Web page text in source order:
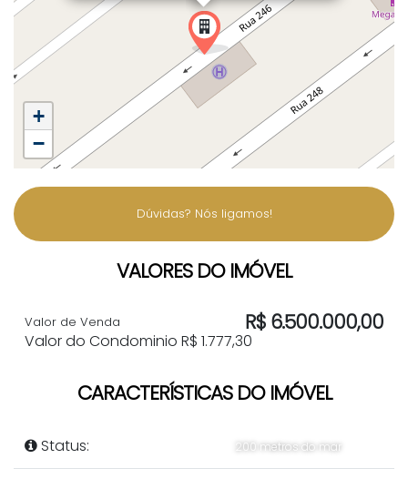
+
−
Dúvidas? Nós ligamos!
VALORES DO IMÓVEL
R$ 6.500.000,00
Valor de Venda
Valor do Condominio R$ 1.777,30
CARACTERÍSTICAS DO IMÓVEL
Status: 200 metros do mar